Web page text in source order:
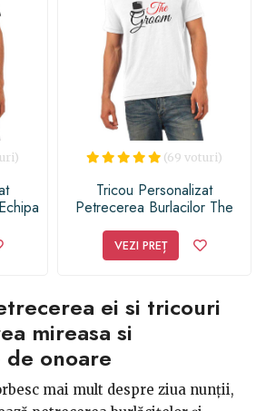
(69 voturi)
Tricou Personalizat
Petrecerea Burlacilor The
VEZI PREȚ
ei si tricouri
mireasa si
onoare
mai mult despre ziua nunții,